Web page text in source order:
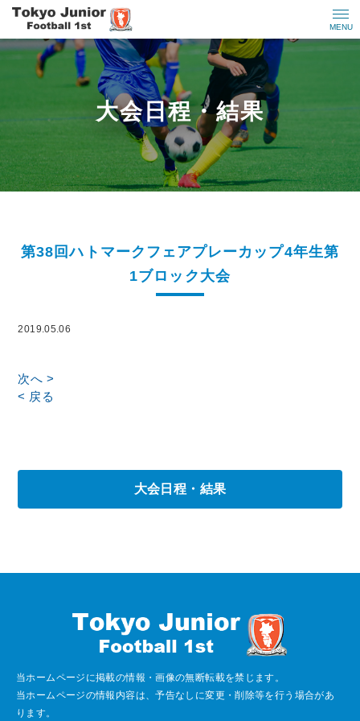
MENU
大会日程・結果
第38回ハトマークフェアプレーカップ4年生第
1ブロック大会
2019.05.06
次へ >
< 戻る
大会日程・結果
当ホームページに掲載の情報・画像の無断転載を禁じます。
当ホームページの情報内容は、予告なしに変更・削除等を行う場合があ
ります。